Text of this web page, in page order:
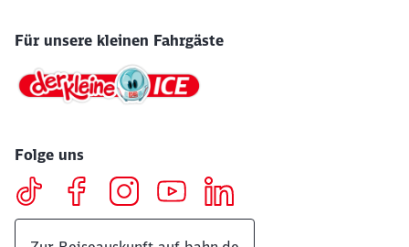
Für unsere kleinen Fahrgäste
Folge uns